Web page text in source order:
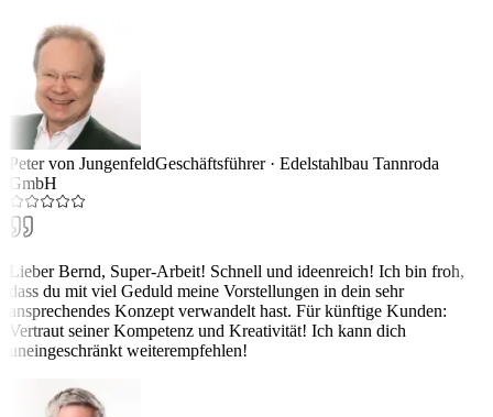
Peter von JungenfeldGeschäftsführer· Edelstahlbau Tannroda
GmbH
Lieber Bernd, Super-Arbeit! Schnell und ideenreich! Ich bin froh,
dass du mit viel Geduld meine Vorstellungen in dein sehr
ansprechendes Konzept verwandelt hast. Für künftige Kunden:
Vertraut seiner Kompetenz und Kreativität! Ich kann dich
uneingeschränkt weiterempfehlen!